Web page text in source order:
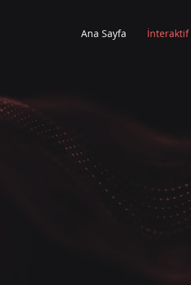
Ana Sayfa İnteraktif